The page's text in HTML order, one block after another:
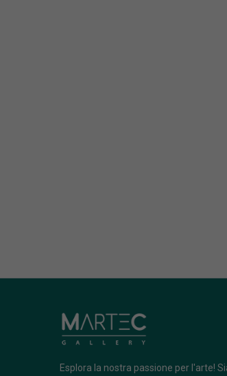
Esplora la nostra passione per l'arte!